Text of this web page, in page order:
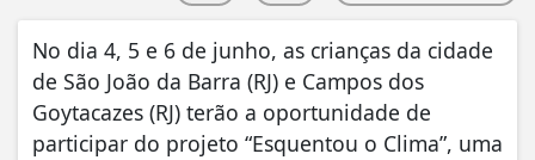
No dia 4, 5 e 6 de junho, as crianças da cidade
de São João da Barra (RJ) e Campos dos
Goytacazes (RJ) terão a oportunidade de
participar do projeto “Esquentou o Clima”, uma